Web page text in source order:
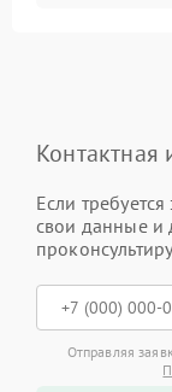
Если требуется
свои данные и
Отправляя